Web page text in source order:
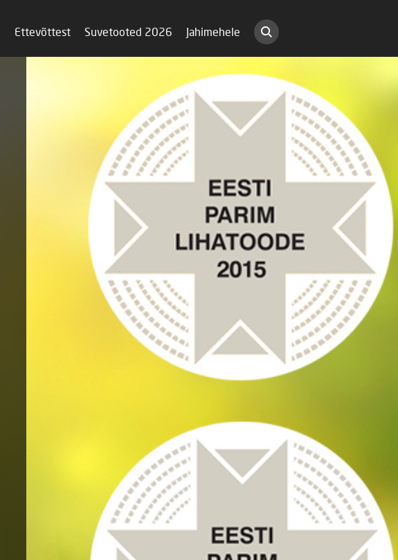
Ettevõttest Suvetooted 2026 Jahimehele